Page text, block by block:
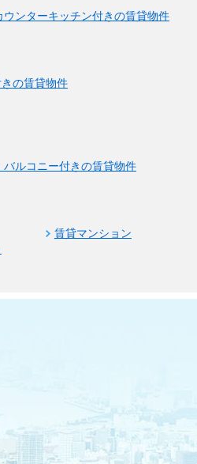
ウンターキッチン付きの賃貸物件
の賃貸物件
バルコニー付きの賃貸物件
賃貸マンション